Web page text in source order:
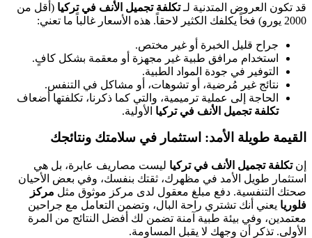
قد تكون العروض المتدنية لـتكلفة تجميل الأنف في تركيا (أقل من
2000 يورو) فخاً يكلفك الكثير لاحقاً. هذه الأسعار غالباً ما تعني:
جراح قليل الخبرة أو غير مختص.
استخدام مرافق طبية غير مجهزة أو معقمة بشكل كافٍ.
التوفير في جودة المواد الطبية.
نتائج غير مُرضية، أو تشوهات، أو مشاكل في التنفس.
الحاجة إلى عملية ترميمية، والتي كما ذكرنا، تكلفتها أضعاف
تكلفة تجميل الأنف في تركيا الأولية.
القيمة طويلة الأمد: استثمار في سلامتك ونتائجك
إنتكلفة تجميل الأنف في تركيا ليست مصاريف عابرة، بل هي
استثمار طويل الأمد في مظهرك، ثقتك بنفسك، وفي بعض الأحيان
صحتك التنفسية. دفع مبلغ معقول لدى مركز موثوق مثل مركز
فلوريا يعني أنك تشتري راحة البال، وتضمن التعامل مع جراحين
معتمدين، وفي بيئة طبية آمنة تضمن لك أفضل النتائج من المرة
الأولى. تذكر أن وجهك لا يقبل المساومة.